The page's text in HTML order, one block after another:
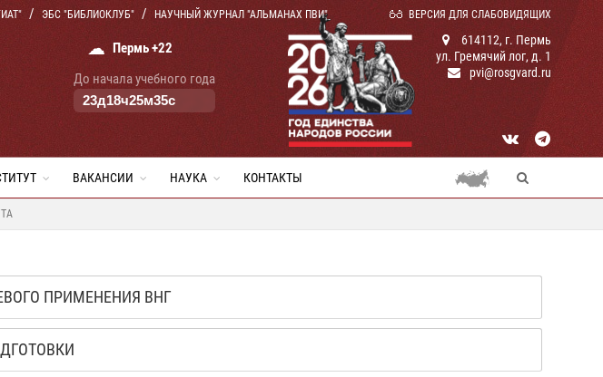
ЭБС "БИБЛИОКЛУБ" НАУЧНЫЙ ЖУРНАЛ "АЛЬМАНАХ ПВИ" ВЕРСИЯ ДЛЯ СЛАБОВИДЯЩИХ
☁ Пермь +22
До начала учебного года
23д18ч25м34с
614112, г. Пермь
ул. Гремячий лог, д. 1
pvi@rosgvard.ru
ВАКАНСИИ НАУКА КОНТАКТЫ
ПРИМЕНЕНИЯ ВНГ